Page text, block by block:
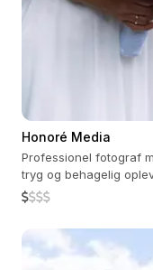
Honoré Media
Professionel fotograf
tryg og behagelig